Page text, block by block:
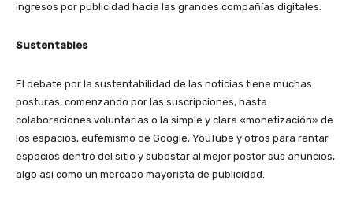
ingresos por publicidad hacia las grandes compañías digitales.
Sustentables
El debate por la sustentabilidad de las noticias tiene muchas
posturas, comenzando por las suscripciones, hasta
colaboraciones voluntarias o la simple y clara «monetización» de
los espacios, eufemismo de Google, YouTube y otros para rentar
espacios dentro del sitio y subastar al mejor postor sus anuncios,
algo así como un mercado mayorista de publicidad.